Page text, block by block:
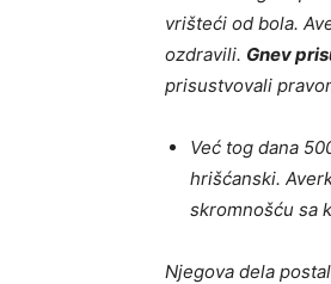
vrišteći od bola.
ozdravili. Gnev
prisustvovali
Već tog dana
hrišćanski.
skromnošću sa
Njegova dela